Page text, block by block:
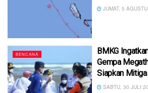
JUMAT, 5
BENCANA
BMKG
Gempa
Siapkan
SABTU, 30 JULI